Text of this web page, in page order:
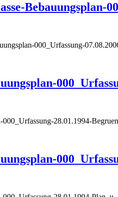
Bebauungsplan-
000_Urfassung-
28.01.1994-